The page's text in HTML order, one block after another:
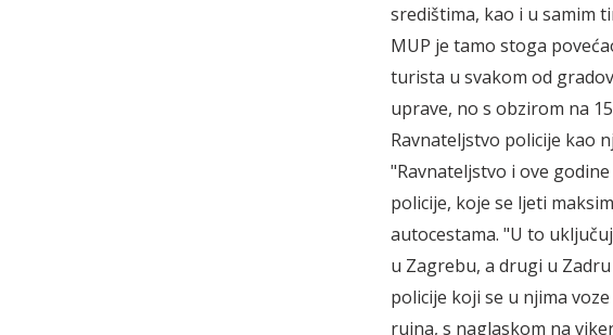
središtima, kao i u samim
MUP je tamo stoga
turista u svakom od
uprave, no s obzirom na
Ravnateljstvo policije kao
"Ravnateljstvo i ove
policije, koje se ljeti
autocestama. "U to
u Zagrebu, a drugi u
policije koji se u njima
rujna, s naglaskom na